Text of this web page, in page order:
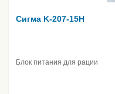
Сигма K-207-15H
Блок питания для рации